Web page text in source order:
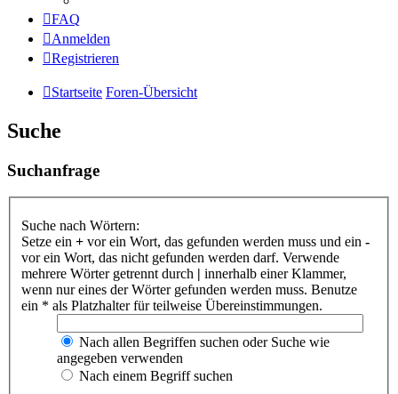
FAQ
Anmelden
Registrieren
Startseite Foren-Übersicht
Suche
Suchanfrage
Suche nach Wörtern:
Setze ein + vor ein Wort, das gefunden werden muss und ein -
vor ein Wort, das nicht gefunden werden darf. Verwende
mehrere Wörter getrennt durch | innerhalb einer Klammer,
wenn nur eines der Wörter gefunden werden muss. Benutze
ein * als Platzhalter für teilweise Übereinstimmungen.
Nach allen Begriffen suchen oder Suche wie
angegeben verwenden
Nach einem Begriff suchen